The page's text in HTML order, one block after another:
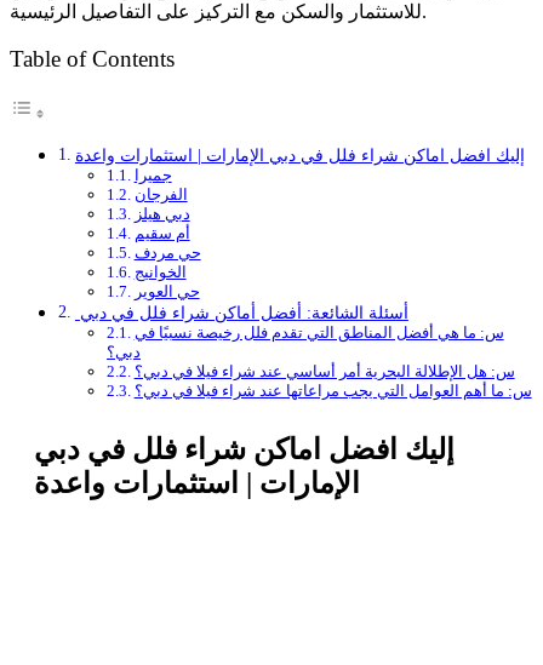
للاستثمار والسكن مع التركيز على التفاصيل الرئيسية.
Table of Contents
إليك افضل اماكن شراء فلل في دبي الإمارات | استثمارات واعدة
جميرا
الفرجان
دبي هيلز
أم سقيم
حي مردف
الخوانيج
حي العوير
أسئلة الشائعة: أفضل أماكن شراء فلل في دبي
س: ما هي أفضل المناطق التي تقدم فلل رخيصة نسبيًا في
دبي؟
س: هل الإطلالة البحرية أمر أساسي عند شراء فيلا في دبي؟
س: ما أهم العوامل التي يجب مراعاتها عند شراء فيلا في دبي؟
إليك افضل اماكن شراء فلل في دبي
الإمارات | استثمارات واعدة